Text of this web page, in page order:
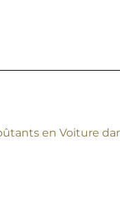
en Voiture